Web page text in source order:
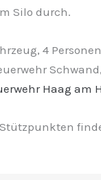
Silo durch.
4
Schwand,
Haag am